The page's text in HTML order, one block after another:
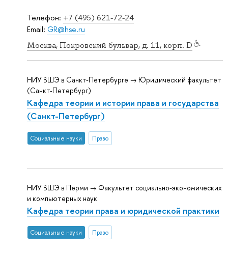
Телефон: +7 (495) 621-72-24
Email: GR@hse.ru
Москва, Покровский бульвар, д. 11, корп. D
НИУ ВШЭ в Санкт-Петербурге → Юридический факультет
(Санкт-Петербург)
Кафедра теории и истории права и государства
(Санкт-Петербург)
Социальные науки Право
НИУ ВШЭ в Перми → Факультет социально-экономических
и компьютерных наук
Кафедра теории права и юридической практики
Социальные науки Право